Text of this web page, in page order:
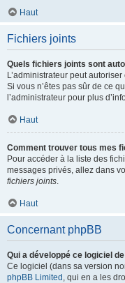
Haut
Fichiers joints
Quels fichiers joints sont
L’administrateur peut
Si vous n’êtes pas sûr de ce
l’administrateur pour plus
Haut
Comment trouver tous mes
Pour accéder à la liste des
messages privés, allez dans
fichiers joints.
Haut
Concernant phpBB
Qui a développé ce logiciel
Ce logiciel (dans sa version
phpBB Limited , qui en a les